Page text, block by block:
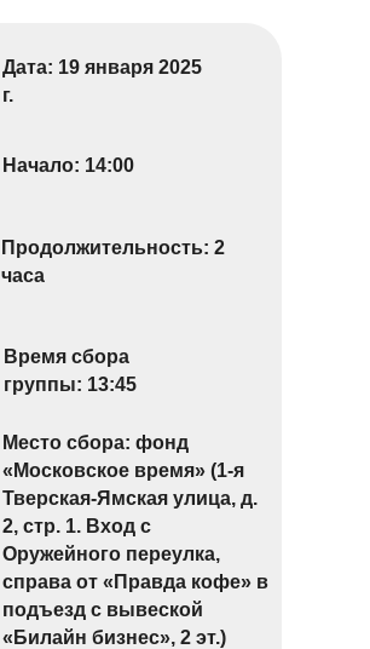
Дата: 19 января 2025
г.
Место сбора: фонд
«Московское время» (1-я
Тверская-Ямская улица, д.
2, стр. 1. Вход с
Оружейного переулка,
справа от «Правда кофе» в
подъезд с вывеской
«Билайн бизнес», 2 эт.)
Продолжительность: 2
часа
Время сбора
группы: 13:45
Начало: 14:00